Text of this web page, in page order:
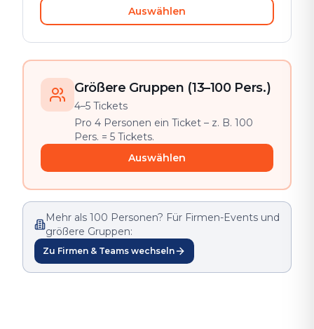
Auswählen
Größere Gruppen (13–100 Pers.)
4–5 Tickets
Pro 4 Personen ein Ticket – z. B. 100
Pers. = 5 Tickets.
Auswählen
Mehr als 100 Personen? Für Firmen-Events und
größere Gruppen:
Zu Firmen & Teams wechseln